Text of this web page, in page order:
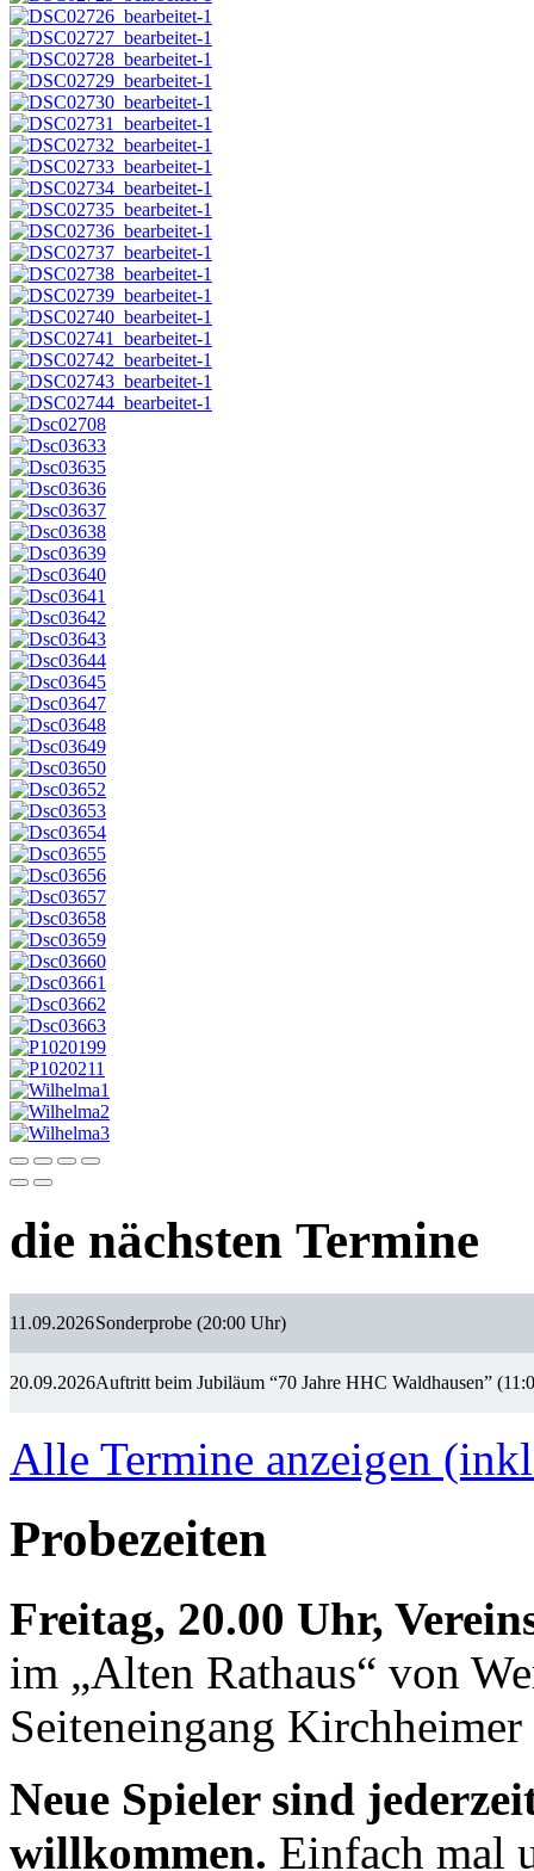
die nächsten Termine
11.09.2026Sonderprobe (20:00 Uhr)
20.09.2026Auftritt beim Jubiläum “70 Jahre HHC Waldhausen”
Alle Termine anzeigen
Probezeiten
Freitag, 20.00 Uhr,
im „Alten Rathaus“ von
Seiteneingang Kirchheimer
Neue Spieler sind
willkommen. Einfach mal